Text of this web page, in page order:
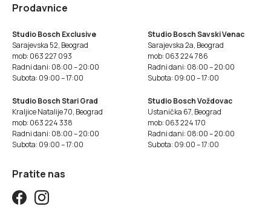
Prodavnice
Studio Bosch Exclusive
Sarajevska 52, Beograd
mob: 063 227 093
Radni dani: 08:00 – 20:00
Subota: 09:00 – 17:00
Studio Bosch Savski Venac
Sarajevska 2a, Beograd
mob: 063 224 786
Radni dani: 08:00 – 20:00
Subota: 09:00 – 17:00
Studio Bosch Stari Grad
Kraljice Natalije 70, Beograd
mob: 063 224 338
Radni dani: 08:00 – 20:00
Subota: 09:00 – 17:00
Studio Bosch Voždovac
Ustanička 67, Beograd
mob: 063 224 170
Radni dani: 08:00 – 20:00
Subota: 09:00 – 17:00
Pratite nas